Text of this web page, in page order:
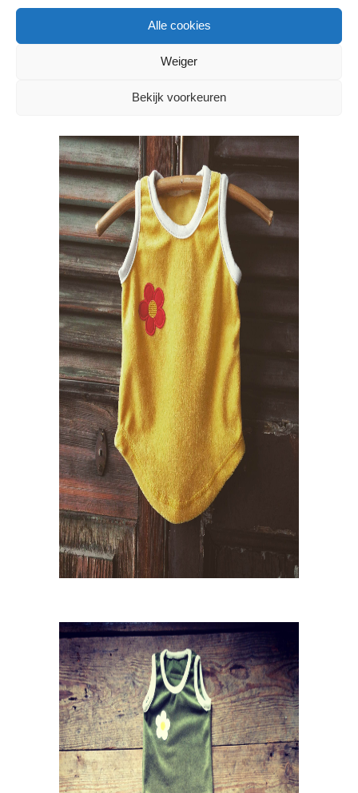
Alle cookies
Weiger
Bekijk voorkeuren
al zo snel en goedkoop mogelijk moet.
Dat past niet bij Lovely Lane en niet bij
mij.”